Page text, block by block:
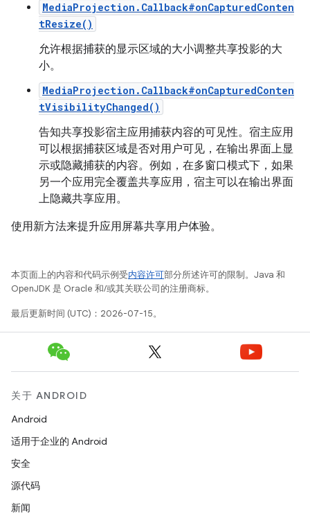
MediaProjection.Callback#onCapturedConten
tResize()
允许根据捕获的显示区域的大小调整共享投影的大
小。
MediaProjection.Callback#onCapturedConten
tVisibilityChanged()
告知共享投影宿主应用捕获内容的可见性。宿主应用
可以根据捕获区域是否对用户可见，在输出界面上显
示或隐藏捕获的内容。例如，在多窗口模式下，如果
另一个应用完全覆盖共享应用，宿主可以在输出界面
上隐藏共享应用。
使用新方法来提升应用屏幕共享用户体验。
本页面上的内容和代码示例受内容许可部分所述许可的限制。Java 和
OpenJDK 是 Oracle 和/或其关联公司的注册商标。
最后更新时间 (UTC)：2026-07-15。
关于 ANDROID
Android
适用于企业的 Android
安全
源代码
新闻